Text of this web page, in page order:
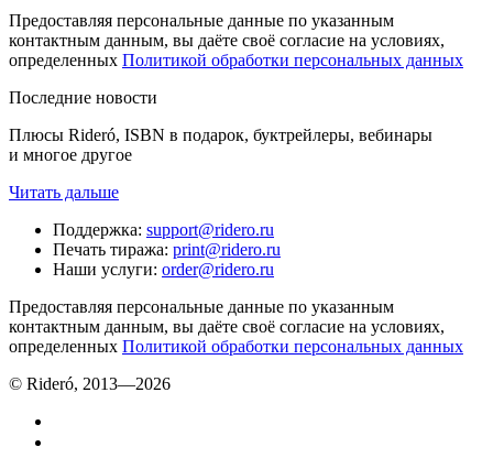
Предоставляя персональные данные по указанным
контактным данным, вы даёте своё согласие на условиях,
определенных Политикой обработки персональных данных
Последние новости
Плюсы Rideró, ISBN в подарок, буктрейлеры, вебинары
и многое другое
Читать дальше
Поддержка: support@ridero.ru
Печать тиража: print@ridero.ru
Наши услуги: order@ridero.ru
Предоставляя персональные данные по указанным
контактным данным, вы даёте своё согласие на условиях,
определенных Политикой обработки персональных данных
© Rideró, 2013—2026